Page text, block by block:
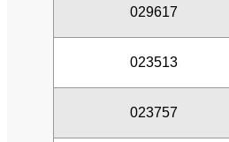
029617
023513
023757